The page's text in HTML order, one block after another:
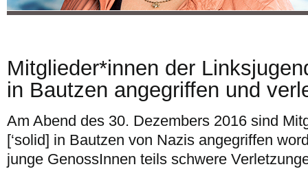
Mitglieder*innen der
in Bautzen angegriffen und
Am Abend des 30. Dezembers 2016 sind
[‘solid] in Bautzen von Nazis angegriffen
junge GenossInnen teils schwere